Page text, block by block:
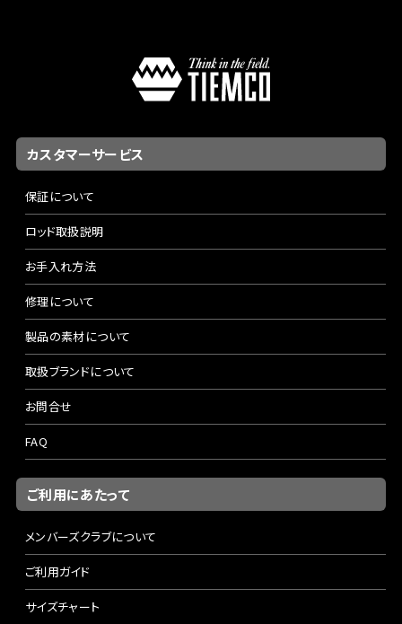
カスタマーサービス
保証について
ロッド取扱説明
お手入れ方法
修理について
製品の素材について
取扱ブランドについて
お問合せ
FAQ
ご利用にあたって
メンバーズクラブについて
ご利用ガイド
サイズチャート